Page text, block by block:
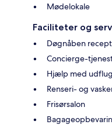
Mødelokale
Faciliteter og
Døgnåben
Concierge-
Hjælp med
Renseri- og
Frisørsalon